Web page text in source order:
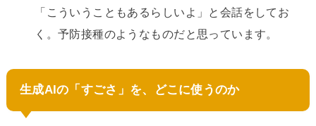
「こういうこともあるらしいよ」と会話をしてお
く。予防接種のようなものだと思っています。
生成AIの「すごさ」を、どこに使うのか